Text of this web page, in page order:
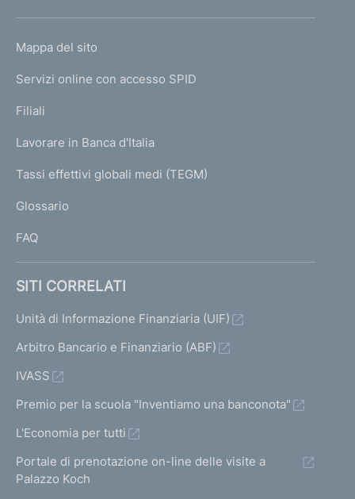
m
e
a
g
L
N
K
T
I
I
Mappa del sito
Servizi online con accesso SPID
Filiali
Lavorare in Banca d'Italia
Tassi effettivi globali medi (TEGM)
Glossario
FAQ
SITI CORRELATI
Unità di Informazione Finanziaria (UIF)
Arbitro Bancario e Finanziario (ABF)
IVASS
Premio per la scuola "Inventiamo una banconota"
L'Economia per tutti
Portale di prenotazione on-line delle visite a
Palazzo Koch